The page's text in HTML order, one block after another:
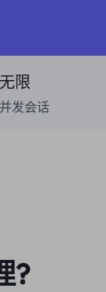
无限
并发会话
?